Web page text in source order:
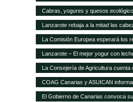
Crimea
Cabras, yogures y quesos
Lanzarote rebaja a la mitad las
ovejas Las exigencias de Europa
12.000 cabezas caprinas y casi
La Comisión Europea esperará los
para modificar el POSEI
Lanzarote – El mejor yogur con
La Consejería de Agricultura
servicios»on-line»
COAG Canarias y ASUICAN
la Ley de la Cadena Alimentaria
El Gobierno de Canarias convoca